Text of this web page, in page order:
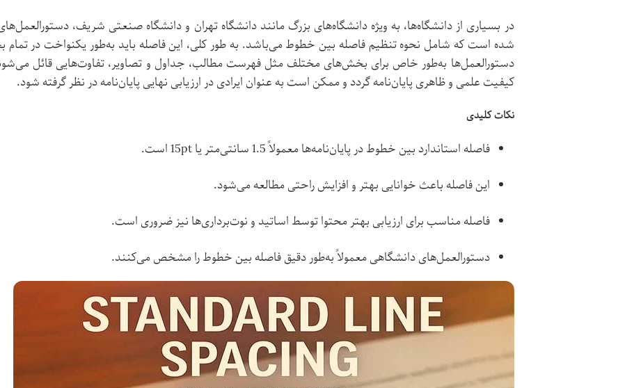
در بسیاری از دانشگاه‌ها، به ویژه دانشگاه‌های بزرگ مانند دانشگاه تهران و دانشگاه صنعتی شریف،
شده است که شامل نحوه تنظیم فاصله بین خطوط می‌باشد. به طور کلی، این فاصله باید به‌طور یکنواخت در تمام
دستورالعمل‌ها به‌طور خاص برای بخش‌های مختلف مثل فهرست مطالب، جداول و تصاویر، تفاوت‌هایی قائل
کیفیت علمی و ظاهری پایان‌نامه گردد و ممکن است به عنوان ایرادی در ارزیابی نهایی پایان‌نامه در نظر گرفته شود.
نکات کلیدی
فاصله استاندارد بین خطوط در پایان‌نامه‌ها معمولاً 1.5 سانتی‌متر یا 15pt است.
این فاصله باعث خوانایی بهتر و افزایش راحتی مطالعه می‌شود.
فاصله مناسب برای ارزیابی بهتر محتوا توسط اساتید و نوت‌برداری‌ها نیز ضروری است.
دستورالعمل‌های دانشگاهی معمولاً به‌طور دقیق فاصله بین خطوط را مشخص می‌کنند.